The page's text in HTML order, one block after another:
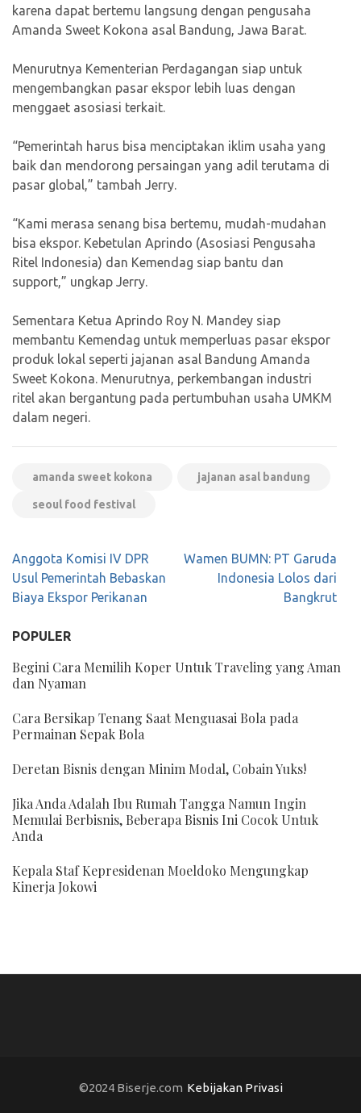
karena dapat bertemu langsung dengan pengusaha
Amanda Sweet Kokona asal Bandung, Jawa Barat.
Menurutnya Kementerian Perdagangan siap untuk
mengembangkan pasar ekspor lebih luas dengan
menggaet asosiasi terkait.
“Pemerintah harus bisa menciptakan iklim usaha yang
baik dan mendorong persaingan yang adil terutama di
pasar global,” tambah Jerry.
“Kami merasa senang bisa bertemu, mudah-mudahan
bisa ekspor. Kebetulan Aprindo (Asosiasi Pengusaha
Ritel Indonesia) dan Kemendag siap bantu dan
support,” ungkap Jerry.
Sementara Ketua Aprindo Roy N. Mandey siap
membantu Kemendag untuk memperluas pasar ekspor
produk lokal seperti jajanan asal Bandung Amanda
Sweet Kokona. Menurutnya, perkembangan industri
ritel akan bergantung pada pertumbuhan usaha UMKM
dalam negeri.
amanda sweet kokona jajanan asal bandung
seoul food festival
Navigasi
pos
Anggota Komisi IV DPR
Usul Pemerintah Bebaskan
Biaya Ekspor Perikanan
Wamen BUMN: PT Garuda
Indonesia Lolos dari
Bangkrut
POPULER
Begini Cara Memilih Koper Untuk Traveling yang Aman
dan Nyaman
Cara Bersikap Tenang Saat Menguasai Bola pada
Permainan Sepak Bola
Deretan Bisnis dengan Minim Modal, Cobain Yuks!
Jika Anda Adalah Ibu Rumah Tangga Namun Ingin
Memulai Berbisnis, Beberapa Bisnis Ini Cocok Untuk
Anda
Kepala Staf Kepresidenan Moeldoko Mengungkap
Kinerja Jokowi
©2024 Biserje.com Kebijakan Privasi